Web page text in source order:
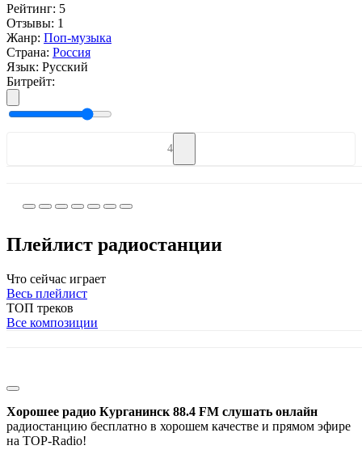
Рейтинг: 5
Отзывы: 1
Жанр: Поп-музыка
Страна: Россия
Язык: Русский
Битрейт:
4
Плейлист радиостанции
Что сейчас играет
Весь плейлист
ТОП треков
Все композиции
Хорошее радио Курганинск 88.4 FM слушать онлайн
радиостанцию бесплатно в хорошем качестве и прямом эфире
на TOP-Radio!